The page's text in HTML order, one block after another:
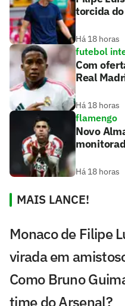
torcida
Há 18 horas
futebol
Com
Real
Há 18 horas
flamengo
Novo
Há 18 horas
MAIS LANCE!
Monaco de Filipe
virada em
Como Bruno
time do Arsenal?